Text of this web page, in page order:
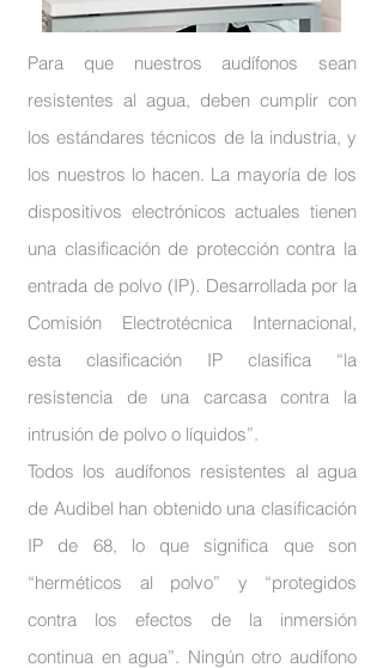
Para que nuestros audífonos sean
resistentes al agua, deben cumplir con
los estándares técnicos de la industria, y
los nuestros lo hacen. La mayoría de los
dispositivos electrónicos actuales tienen
una clasificación de protección contra la
entrada de polvo (IP). Desarrollada por la
Comisión Electrotécnica Internacional,
esta clasificación IP clasifica “la
resistencia de una carcasa contra la
intrusión de polvo o líquidos”.
Todos los audífonos resistentes al agua
de Audibel han obtenido una clasificación
IP de 68, lo que significa que son
“herméticos al polvo” y “protegidos
contra los efectos de la inmersión
continua en agua”. Ningún otro audífono